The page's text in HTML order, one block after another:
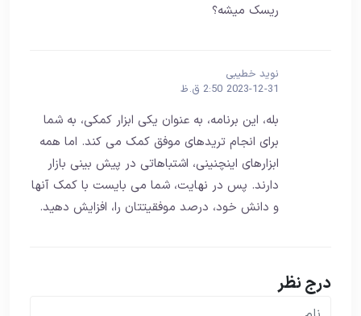
ریسک میشه؟
نوید خطیبی
2023-12-31 2:50 ق.ظ
بله، این برنامه، به عنوان یکی ابزار کمکی، به شما
برای انجام تریدهای موفق کمک می کند. اما همه
ابزارهای اینچنینی، اشتباهاتی در پیش بینی بازار
دارند. پس در نهایت، شما می بایست با کمک آنها
و دانش خود، درصد موفقیتتان را، افزایش دهید.
درج نظر